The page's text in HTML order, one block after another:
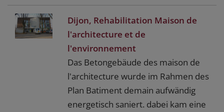
Dijon, Rehabilitation Maison de
l'architecture et de
l'environnement
Das Betongebäude des maison de
l'architecture wurde im Rahmen des
Plan Batiment demain aufwändig
energetisch saniert. dabei kam eine